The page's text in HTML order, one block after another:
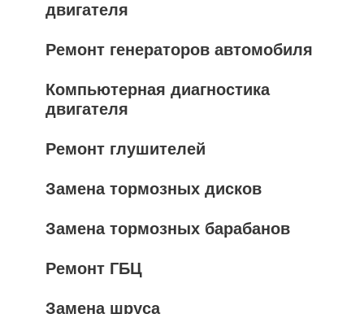
двигателя
Ремонт генераторов автомобиля
Компьютерная диагностика
двигателя
Ремонт глушителей
Замена тормозных дисков
Замена тормозных барабанов
Ремонт ГБЦ
Замена шруса